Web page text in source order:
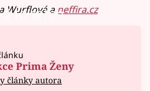
to fetch
Wurflová a neffira.cz
Prima Ženy
články autora